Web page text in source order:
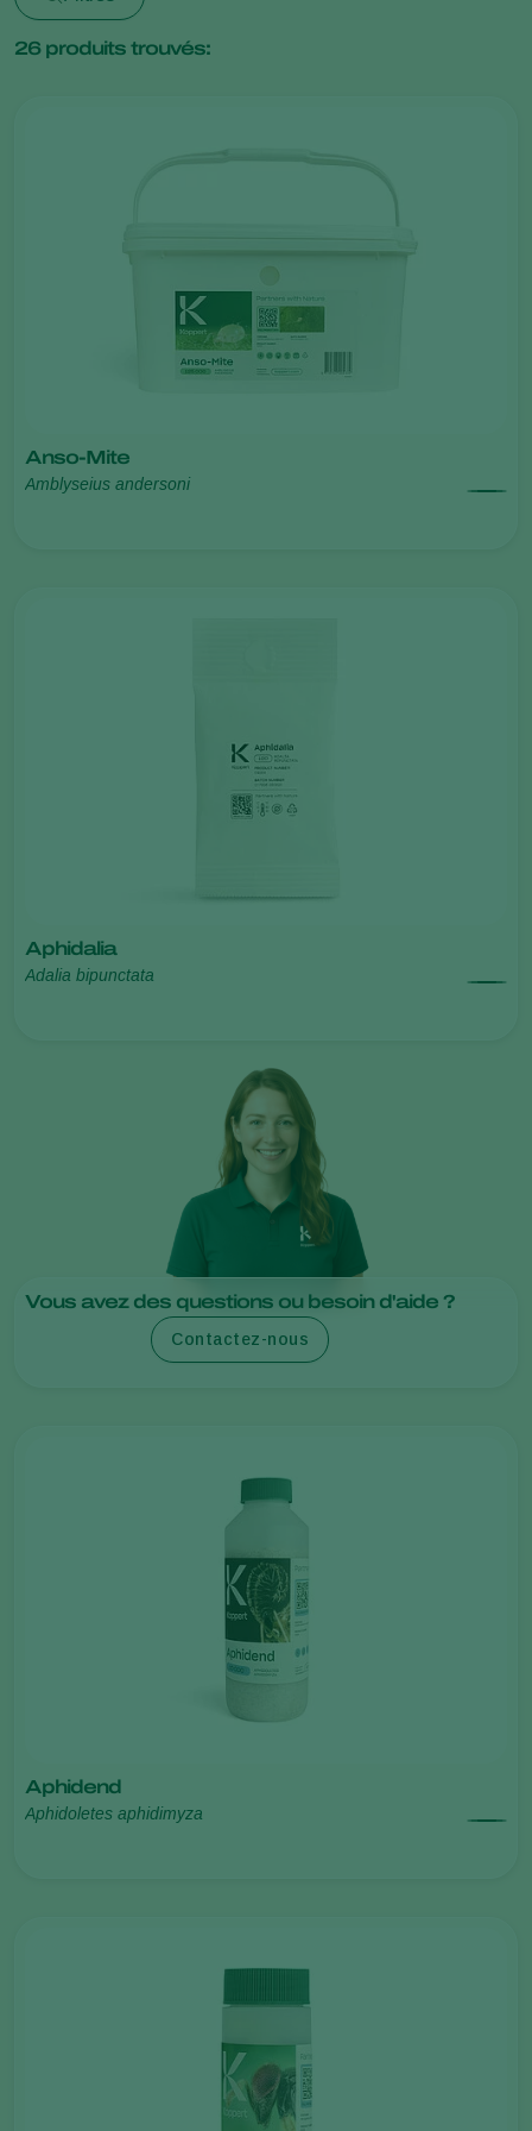
26produits trouvés:
Anso-Mite
Amblyseius andersoni
Aphidalia
Adalia bipunctata
Aphidend
Aphidoletes aphidimyza
Vous avez des questions ou besoin d'aide ?
Contactez-nous